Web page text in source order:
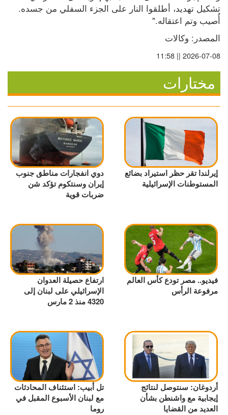
أُصيب وتم اعتقاله."
المصدر: وكالات
2026-07-08 || 11:58
مختارات
إيرلندا تقر حظر استيراد بضائع
المستوطنات الإسرائيلية
دوي انفجارات مناطق جنوب
إيران وسنتكوم تؤكد شن
ضربات قوية
فيديو.. مصر تودع كأس العالم
مرفوعة الرأس
ارتفاع حصيلة العدوان
الإسرائيلي على لبنان إلى
4320 منذ 2 مارس
أردوغان: سنتوصل لنتائج
إيجابية مع واشنطن بشأن
العديد من القضايا
تل أبيب: استئناف المحادثات
مع لبنان الأسبوع المقبل في
روما